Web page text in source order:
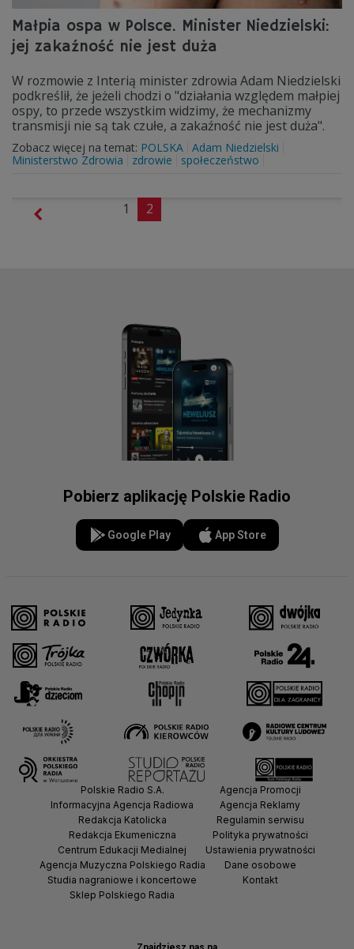
Małpia ospa w Polsce. Minister Niedzielski:
jej zakaźność nie jest duża
W rozmowie z Interią minister zdrowia Adam Niedzielski
podkreślił, że jeżeli chodzi o "działania względem małpiej
ospy, to przede wszystkim widzimy, że mechanizmy
transmisji nie są tak czułe, a zakaźność nie jest duża".
Zobacz więcej na temat: POLSKA Adam Niedzielski
Ministerstwo Zdrowia
zdrowie społeczeństwo
1 2
Pobierz aplikację Polskie Radio
Google Play App Store
Polskie Radio S.A.
Informacyjna Agencja Radiowa
Redakcja Katolicka
Redakcja Ekumeniczna
Centrum Edukacji Medialnej
Agencja Muzyczna Polskiego Radia
Studia nagraniowe i koncertowe
Sklep Polskiego Radia
Agencja Promocji
Agencja Reklamy
Regulamin serwisu
Polityka prywatności
Ustawienia prywatności
Dane osobowe
Kontakt